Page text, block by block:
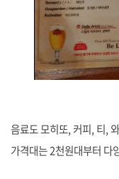
음료도 모히또, 커피, 티,
가격대는 2천원대부터 다